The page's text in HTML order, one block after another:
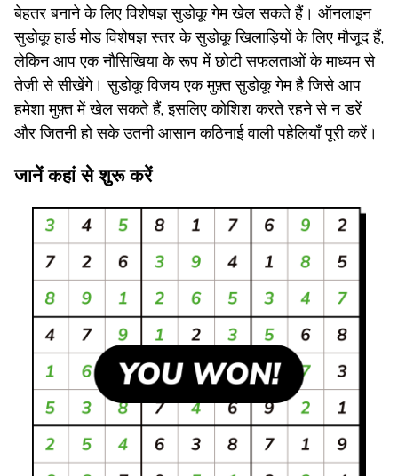
बेहतर बनाने के लिए विशेषज्ञ सुडोकू गेम खेल सकते हैं। ऑनलाइन
सुडोकू हार्ड मोड विशेषज्ञ स्तर के सुडोकू खिलाड़ियों के लिए मौजूद हैं,
लेकिन आप एक नौसिखिया के रूप में छोटी सफलताओं के माध्यम से
तेज़ी से सीखेंगे। सुडोकू विजय एक मुफ़्त सुडोकू गेम है जिसे आप
हमेशा मुफ़्त में खेल सकते हैं, इसलिए कोशिश करते रहने से न डरें
और जितनी हो सके उतनी आसान कठिनाई वाली पहेलियाँ पूरी करें।
जानें कहां से शुरू करें